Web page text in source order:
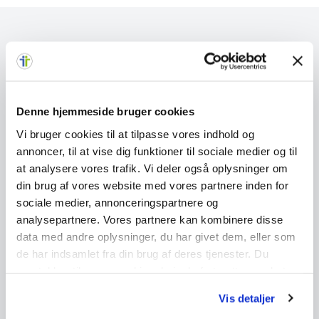
Denne hjemmeside bruger cookies
Vi bruger cookies til at tilpasse vores indhold og
annoncer, til at vise dig funktioner til sociale medier og til
at analysere vores trafik. Vi deler også oplysninger om
din brug af vores website med vores partnere inden for
sociale medier, annonceringspartnere og
analysepartnere. Vores partnere kan kombinere disse
data med andre oplysninger, du har givet dem, eller som
de har indsamlet fra din brug af deres tjenester. Du
Vis detaljer
vælge den rette løsning?
Book et gratis IT-tjek, så kigger vi på jeres
setup og kommer med anbefalinger.
Få gratis IT-tjek
Kontakt os